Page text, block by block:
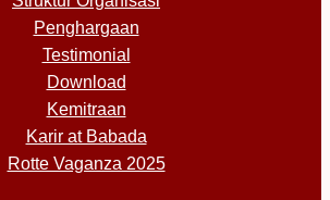
Penghargaan
Testimonial
Download
Kemitraan
Karir at Babada
Rotte Vaganza 2025